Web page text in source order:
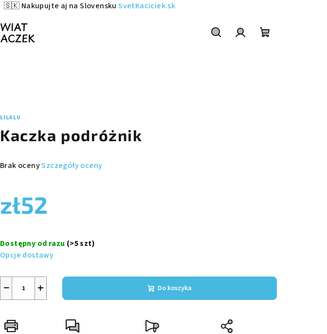
🇸🇰 Nakupujte aj na SlovenskuSvetKaciciek.sk
LILALU
Kaczka podróżnik
Średnia
wynosi
0,0
gwiazdek.
Brak ocenySzczegóły oceny
zł52
jednostkowa:
Dostępny od razu (>5 szt)
Opcje dostawy
+
− Do koszyka